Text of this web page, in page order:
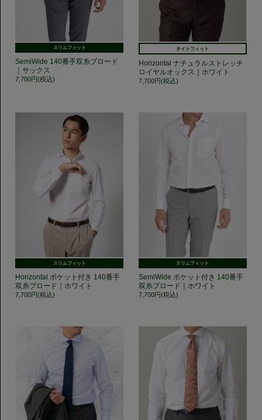
スリムフィット
SemiWide 140番手双糸ブロード
｜サックス
7,700円(税込)
タイトフィット
Horizontal ナチュラルストレッチ
ロイヤルオックス｜ホワイト
7,700円(税込)
スリムフィット
Horizontal ポケット付き 140番手
双糸ブロード｜ホワイト
7,700円(税込)
スリムフィット
SemiWide ポケット付き 140番手
双糸ブロード｜ホワイト
7,700円(税込)